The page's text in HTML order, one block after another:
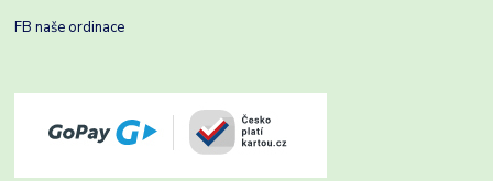
FB naše ordinace